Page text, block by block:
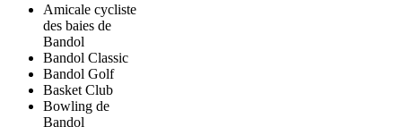
Amicale cycliste
des baies de
Bandol
Bandol Classic
Bandol Golf
Basket Club
Bowling de
Bandol